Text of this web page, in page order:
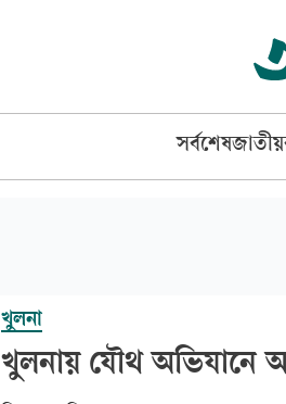
সর্বশেষজাতীয়
খুলনা
খুলনায় যৌথ অভিযানে